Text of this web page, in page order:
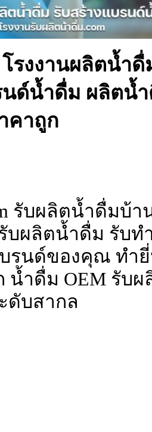
รงงานผลิตน้ำดื่
ด์น้ำดื่ม ผลิตน้
คาถูก
รับผลิตน้ำดื่มบ้า
บผลิตน้ำดื่ม รับท
รนด์ของคุณ ทำ
น้ำดื่ม OEM รับ
ดับสากล